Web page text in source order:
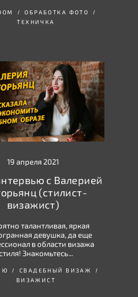
ОБРАБОТКА ФОТО
ТЕХНИЧКА
19 апреля 2021
с Валерией
(стилист-
визажист)
талантливая, яркая
девушка, да еще
в области визажа
Знакомьтесь...
СВАДЕБНЫЙ ВИЗАЖ
ВИЗАЖИСТ